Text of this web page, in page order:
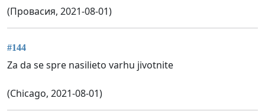
(Провасия, 2021-08-01)
#144
Za da se spre nasilieto varhu jivotnite
(Chicago, 2021-08-01)